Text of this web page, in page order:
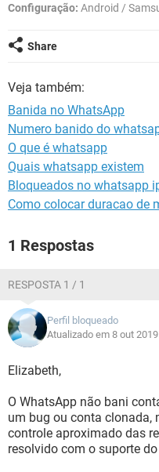
GUIA DE COMPRAS
Configuração: Android /
Share
Veja também:
Banida no WhatsApp
Numero banido do
O que é whatsapp
Quais whatsapp existem
Bloqueados no whatsapp
Como colocar duracao de
1 Respostas
RESPOSTA 1 / 1
Perfil bloqueado
Atualizado em 8 out
Elizabeth,
O WhatsApp não bani
um bug ou conta clonada,
controle aproximado das
resolvido com o suporte